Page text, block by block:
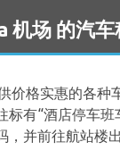
机场 的汽
价格实惠的各种
标有“酒店停车
，并前往航站